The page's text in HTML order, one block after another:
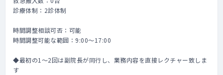
診療体制：2診体制
時間調整相談可否：可能
時間調整可能な範囲：9:00～17:00
◆最初の1～2回は副院長が同行し、業務内容を直接レクチャー致しま
す